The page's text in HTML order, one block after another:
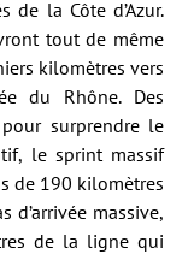
de la Côte d’Azur.
tout de même
kilomètres vers
du Rhône. Des
surprendre le
le sprint massif
de 190 kilomètres
d’arrivée massive,
de la ligne qui